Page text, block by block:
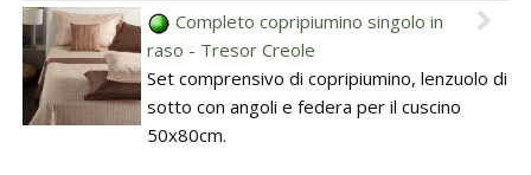
Completo copripiumino singolo in
raso - Tresor Creole
Set comprensivo di copripiumino, lenzuolo di
sotto con angoli e federa per il cuscino
50x80cm.